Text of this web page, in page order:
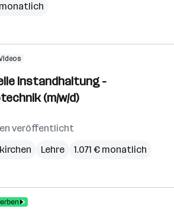
Instandhaltung -
(m/w/d)
veröffentlicht
Lehre 1.071 € monatlich